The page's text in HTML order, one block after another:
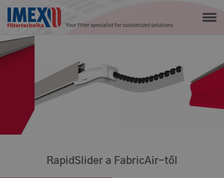
Your filter specialist for customized solutions
RapidSlider a FabricAir-től